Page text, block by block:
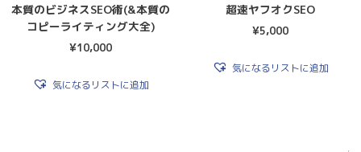
本質のビジネスSEO術(&本質の
コピーライティング大全)
¥10,000
気になるリストに追加
超速ヤフオクSEO
¥5,000
気になるリストに追加